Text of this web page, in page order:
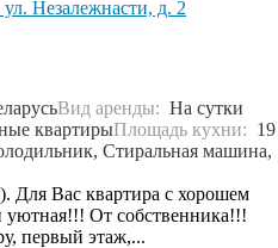
Незалежнасти, д. 2
Вид аренды: На сутки
квартирыПлощадь кухни: 19
Стиральная машина,
Для Вас квартира с хорошем
уютная!!! От собственника!!!
первый этаж,...